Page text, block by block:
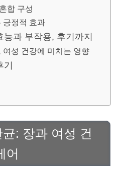
합 구성
긍정적 효과
과 부작용, 후기까지
여성 건강에 미치는 영향
: 장과 여성 건
어